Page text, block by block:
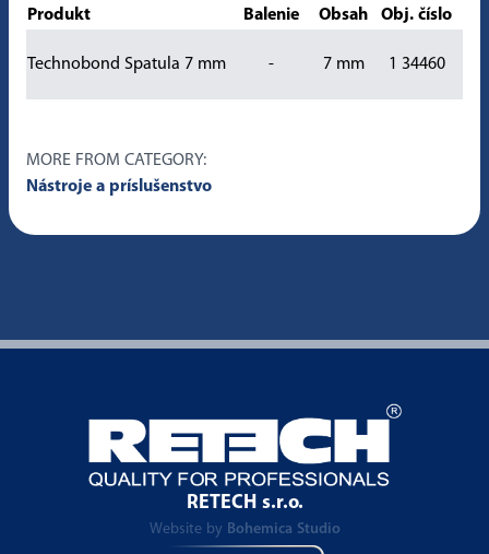
Produkt Balenie Obsah Obj. číslo
Technobond Spatula 7 mm - 7 mm 1 34460
MORE FROM CATEGORY:
Nástroje a príslušenstvo
RETECH s.r.o.
Website by Bohemica Studio